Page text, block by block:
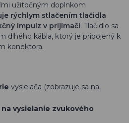
užitočným doplnkom
rýchlym stlačením tlačidla
impulz v prijímači. Tlačidlo sa
dlhého kábla, ktorý je pripojený k
konektora.
vysielača (zobrazuje sa na
vysielanie zvukového